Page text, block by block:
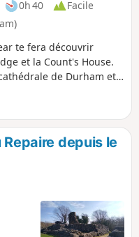
0h 40
Facile
te fera découvrir
et la Count's House.
de Durham et
depuis le